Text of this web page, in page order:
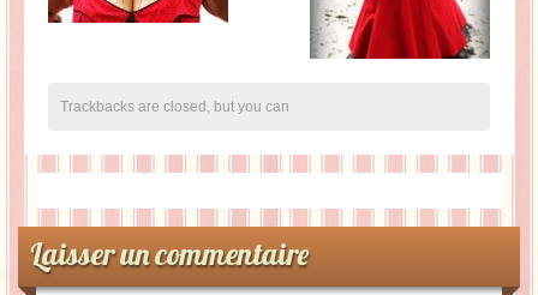
Trackbacks are closed, but you can
Laisser un commentaire